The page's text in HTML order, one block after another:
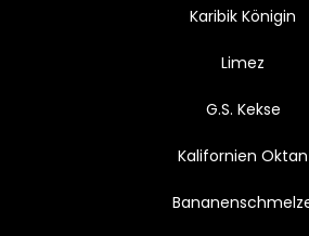
Karibik Königin
Limez
G.S. Kekse
Kalifornien Oktan